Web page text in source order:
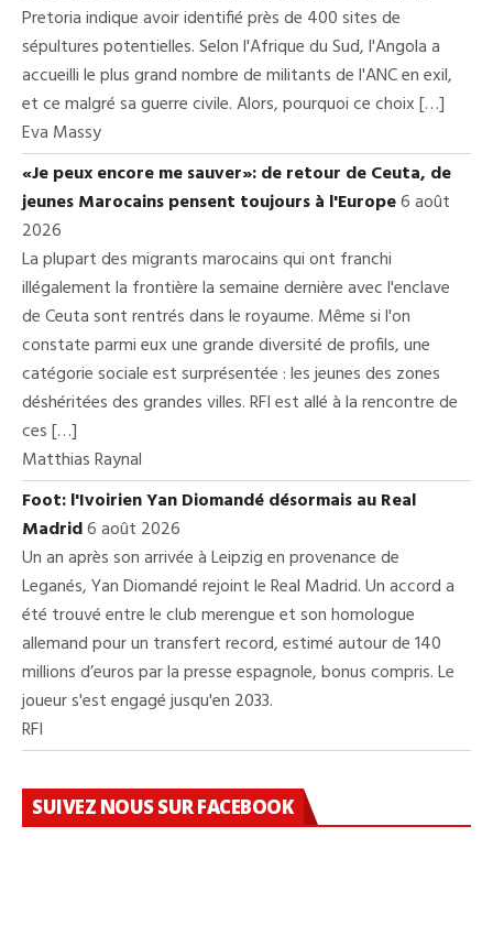
Pretoria indique avoir identifié près de 400 sites de
sépultures potentielles. Selon l'Afrique du Sud, l'Angola a
accueilli le plus grand nombre de militants de l'ANC en exil,
et ce malgré sa guerre civile. Alors, pourquoi ce choix […]
Eva Massy
«Je peux encore me sauver»: de retour de Ceuta, de
jeunes Marocains pensent toujours à l'Europe6 août
2026
La plupart des migrants marocains qui ont franchi
illégalement la frontière la semaine dernière avec l'enclave
de Ceuta sont rentrés dans le royaume. Même si l'on
constate parmi eux une grande diversité de profils, une
catégorie sociale est surprésentée : les jeunes des zones
déshéritées des grandes villes. RFI est allé à la rencontre de
ces […]
Matthias Raynal
Foot: l'Ivoirien Yan Diomandé désormais au Real
Madrid6 août 2026
Un an après son arrivée à Leipzig en provenance de
Leganés, Yan Diomandé rejoint le Real Madrid. Un accord a
été trouvé entre le club merengue et son homologue
allemand pour un transfert record, estimé autour de 140
millions d’euros par la presse espagnole, bonus compris. Le
joueur s'est engagé jusqu'en 2033.
RFI
SUIVEZ NOUS SUR FACEBOOK